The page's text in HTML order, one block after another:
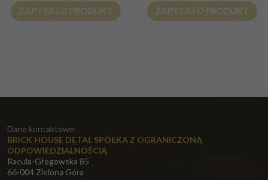
ZAPYTAJ O PRODUKT ZAPYTAJ O PRODUKT
Dane kontaktowe:
BRICK HOUSE DETAL SPÓŁKA Z OGRANICZONĄ
ODPOWIEDZIALNOŚCIĄ
Racula-Głogowska 85
66-004 Zielona Góra